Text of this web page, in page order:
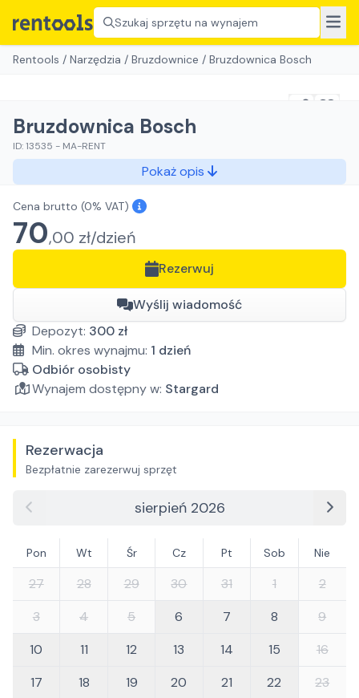
Szukaj sprzętu na wynajem
Rentools / Narzędzia / Bruzdownice / Bruzdownica Bosch
Bruzdownica Bosch
ID:13535 - MA-RENT
Pokaż opis
Cena brutto (0% VAT)
70,00 zł/dzień
Rezerwuj
Wyślij wiadomość
Depozyt: 300 zł
Min. okres wynajmu: 1 dzień
Odbiór osobisty
Wynajem dostępny w: Stargard
Rezerwacja
Bezpłatnie zarezerwuj sprzęt
sierpień 2026
Pon Wt Śr Cz Pt Sob Nie
27 28 29 30 31 1
2
3
4 5 6 7 8
9
10
11 12 13 14 15
16
17
18 19 20 21 22
23